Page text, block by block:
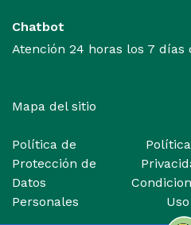
Chatbot
Atención 24 horas los 7 días
Mapa del sitio
Política de
Protección de
Datos
Personales
Uso